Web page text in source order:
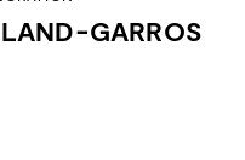
GARROS